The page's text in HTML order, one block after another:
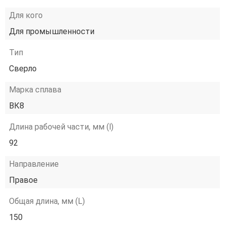
Для кого
Для промышленности
Тип
Сверло
Марка сплава
ВК8
Длина рабочей части, мм (l)
92
Направление
Правое
Общая длина, мм (L)
150